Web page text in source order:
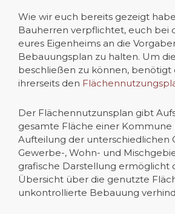
Wie wir euch bereits gezeigt
Bauherren verpflichtet, euch bei
eures Eigenheims an die
Bebauungsplan zu halten. Um
beschließen zu können, benötigt
ihrerseits den
Der Flächennutzunsplan gibt
gesamte Fläche einer Kommune
Aufteilung der unterschiedlichen
Gewerbe-, Wohn- und
grafische Darstellung ermöglicht
Übersicht über die genutzte
unkontrollierte Bebauung